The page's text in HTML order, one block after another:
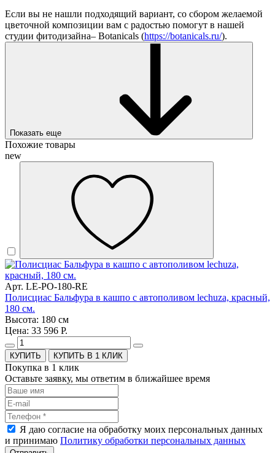
Если вы не нашли подходящий вариант, со сбором желаемой
цветочной композиции вам с радостью помогут в нашей
студии фитодизайна– Botanicals (https://botanicals.ru/).
Показать еще
Похожие товары
new
Арт. LE-PO-180-RE
Полисциас Бальфура в кашпо с автополивом lechuza, красный,
180 см.
Высота: 180 см
Цена: 33 596 Р.
КУПИТЬ В 1 КЛИК
Покупка в 1 клик
Оставьте заявку, мы ответим в ближайшее время
Я даю согласие на обработку моих персональных данных
и принимаю Политику обработки персональных данных